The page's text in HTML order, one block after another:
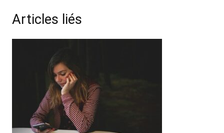
Articles liés